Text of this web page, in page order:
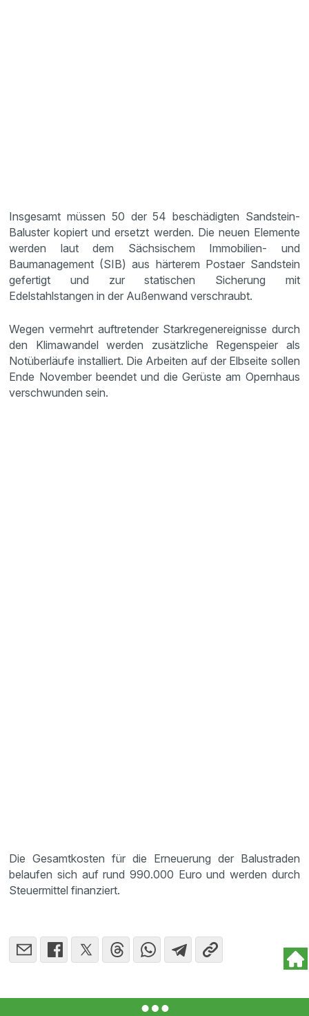
Insgesamt müssen 50 der 54 beschädigten Sandstein-
Baluster kopiert und ersetzt werden. Die neuen Elemente
werden laut dem Sächsischem Immobilien- und
Baumanagement (SIB) aus härterem Postaer Sandstein
gefertigt und zur statischen Sicherung mit
Edelstahlstangen in der Außenwand verschraubt.
Wegen vermehrt auftretender Starkregenereignisse durch
den Klimawandel werden zusätzliche Regenspeier als
Notüberläufe installiert. Die Arbeiten auf der Elbseite sollen
Ende November beendet und die Gerüste am Opernhaus
verschwunden sein.
Die Gesamtkosten für die Erneuerung der Balustraden
belaufen sich auf rund 990.000 Euro und werden durch
Steuermittel finanziert.